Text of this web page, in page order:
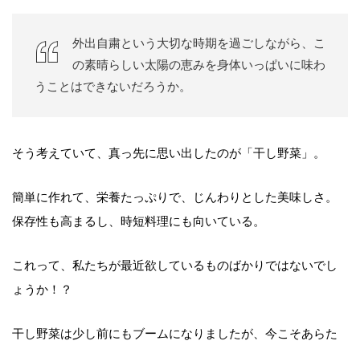
外出自粛という大切な時期を過ごしながら、こ
の素晴らしい太陽の恵みを身体いっぱいに味わ
うことはできないだろうか。
そう考えていて、真っ先に思い出したのが「干し野菜」。
簡単に作れて、栄養たっぷりで、じんわりとした美味しさ。
保存性も高まるし、時短料理にも向いている。
これって、私たちが最近欲しているものばかりではないでし
ょうか！？
干し野菜は少し前にもブームになりましたが、今こそあらた